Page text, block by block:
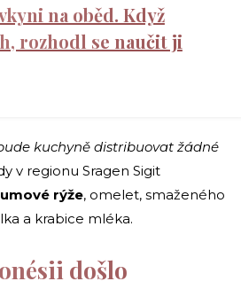
na oběd. Když
rozhodl se naučit ji
kuchyně distribuovat žádné
v regionu Sragen Sigit
rýže, omelet, smaženého
a krabice mléka.
došlo